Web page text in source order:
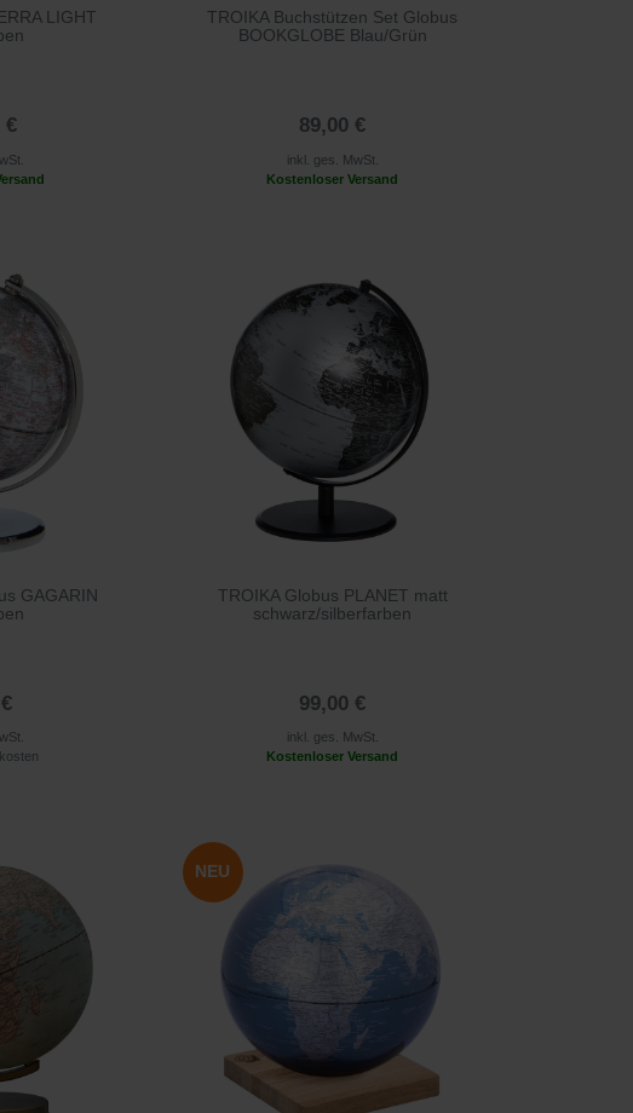
LIGHT
€
TROIKA Buchstützen Set Globus
BOOKGLOBE Blau/Grün
89,00 €
inkl. ges. MwSt.
Kostenloser Versand
GAGARIN
TROIKA Globus PLANET matt
schwarz/silberfarben
99,00 €
inkl. ges. MwSt.
Kostenloser Versand
NEU